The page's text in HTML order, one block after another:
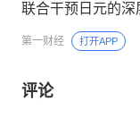
联合干预日元的深
第一财经 打开APP
评论